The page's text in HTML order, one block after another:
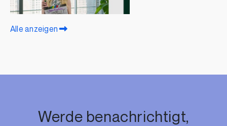
Alle anzeigen
Werde benachrichtigt,